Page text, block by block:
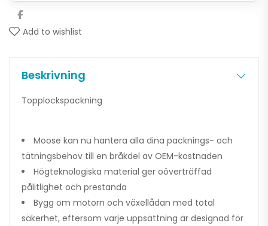
Add to wishlist
Beskrivning
Topplockspackning
Moose kan nu hantera alla dina packnings- och
tätningsbehov till en bråkdel av OEM-kostnaden
Högteknologiska material ger oöverträffad
pålitlighet och prestanda
Bygg om motorn och växellådan med total
säkerhet, eftersom varje uppsättning är designad för